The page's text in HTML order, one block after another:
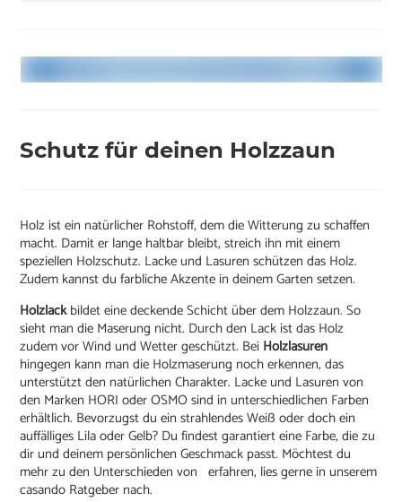
Schutz für deinen Holzzaun
Holz ist ein natürlicher Rohstoff, dem die Witterung zu schaffen
macht. Damit er lange haltbar bleibt, streich ihn mit einem
speziellen Holzschutz. Lacke und Lasuren schützen das Holz.
Zudem kannst du farbliche Akzente in deinem Garten setzen.
Holzlackbildet eine deckende Schicht über dem Holzzaun. So
sieht man die Maserung nicht. Durch den Lack ist das Holz
zudem vor Wind und Wetter geschützt. Bei Holzlasuren
hingegen kann man die Holzmaserung noch erkennen, das
unterstützt den natürlichen Charakter. Lacke und Lasuren von
den Marken HORI oder OSMO sind in unterschiedlichen Farben
erhältlich. Bevorzugst du ein strahlendes Weiß oder doch ein
auffälliges Lila oder Gelb? Du findest garantiert eine Farbe, die zu
dir und deinem persönlichen Geschmack passt. Möchtest du
mehr zu den Unterschieden von erfahren, lies gerne in unserem
casando Ratgeber nach.